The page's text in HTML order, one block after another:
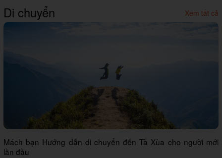
Di chuyển Xem tất cả
Mách bạn Hướng dẫn di chuyển đến Tà Xùa cho người mới
lần đầu